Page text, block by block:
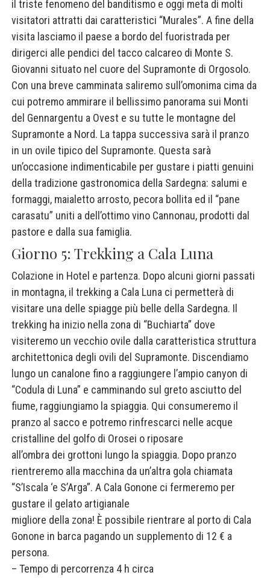
il triste fenomeno del banditismo e oggi meta di molti
visitatori attratti dai caratteristici “Murales”. A fine della
visita lasciamo il paese a bordo del fuoristrada per
dirigerci alle pendici del tacco calcareo di Monte S.
Giovanni situato nel cuore del Supramonte di Orgosolo.
Con una breve camminata saliremo sull’omonima cima da
cui potremo ammirare il bellissimo panorama sui Monti
del Gennargentu a Ovest e su tutte le montagne del
Supramonte a Nord. La tappa successiva sarà il pranzo
in un ovile tipico del Supramonte. Questa sarà
un’occasione indimenticabile per gustare i piatti genuini
della tradizione gastronomica della Sardegna: salumi e
formaggi, maialetto arrosto, pecora bollita ed il “pane
carasatu” uniti a dell’ottimo vino Cannonau, prodotti dal
pastore e dalla sua famiglia.
Giorno 5: Trekking a Cala Luna
Colazione in Hotel e partenza. Dopo alcuni giorni passati
in montagna, il trekking a Cala Luna ci permetterà di
visitare una delle spiagge più belle della Sardegna. Il
trekking ha inizio nella zona di “Buchiarta” dove
visiteremo un vecchio ovile dalla caratteristica struttura
architettonica degli ovili del Supramonte. Discendiamo
lungo un canalone fino a raggiungere l’ampio canyon di
“Codula di Luna” e camminando sul greto asciutto del
fiume, raggiungiamo la spiaggia. Qui consumeremo il
pranzo al sacco e potremo rinfrescarci nelle acque
cristalline del golfo di Orosei o riposare
all’ombra dei grottoni lungo la spiaggia. Dopo pranzo
rientreremo alla macchina da un’altra gola chiamata
“S’Iscala ‘e S’Arga”. A Cala Gonone ci fermeremo per
gustare il gelato artigianale
migliore della zona! È possibile rientrare al porto di Cala
Gonone in barca pagando un supplemento di 12 € a
persona.
– Tempo di percorrenza 4 h circa